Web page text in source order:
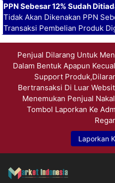
PPN Sebesar 12% Sudah
Tidak Akan Dikenakan PPN
Transaksi Pembelian Produk
Penjual Dilarang Untuk
Dalam Bentuk Apapun
Support
Bertransaksi Di Luar
Menemukan Penjual
Tombol Laporkan Ke
Laporkan